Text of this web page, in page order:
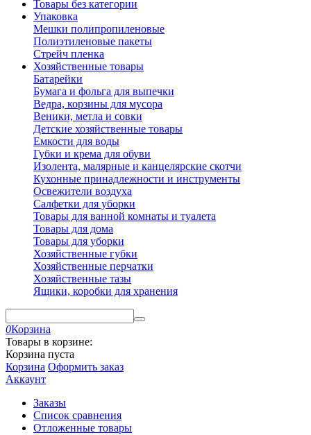
Товары без категории
Упаковка
Мешки полипропиленовые
Полиэтиленовые пакеты
Стрейч пленка
Хозяйственные товары
Батарейки
Бумага и фольга для выпечки
Ведра, корзины для мусора
Веники, метла и совки
Детские хозяйственные товары
Емкости для воды
Губки и крема для обуви
Изолента, малярные и канцелярские скотчи
Кухонные принадлежности и инструменты
Освежители воздуха
Салфетки для уборки
Товары для ванной комнаты и туалета
Товары для дома
Товары для уборки
Хозяйственные губки
Хозяйственные перчатки
Хозяйственные тазы
Ящики, коробки для хранения
0Корзина
Товары в корзине:
Корзина пуста
Корзина Оформить заказ
Аккаунт
Заказы
Список сравнения
Отложенные товары